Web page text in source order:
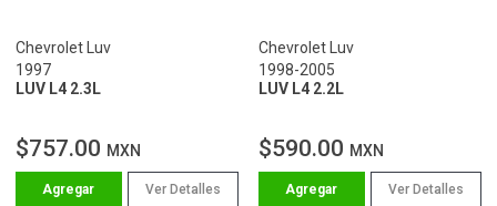
Chevrolet Luv
1997
LUV L4 2.3L
$757.00 MXN
Ver Detalles
Chevrolet Luv
1998-2005
LUV L4 2.2L
$590.00 MXN
Ver Detalles